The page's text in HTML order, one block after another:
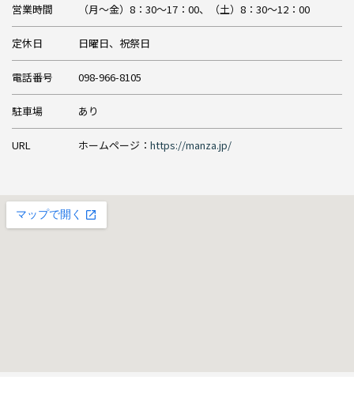
営業時間 （月～金）8：30～17：00、（土）8：30～12：00
定休日 日曜日、祝祭日
電話番号 098-966-8105
駐車場 あり
URL ホームページ： https://manza.jp/